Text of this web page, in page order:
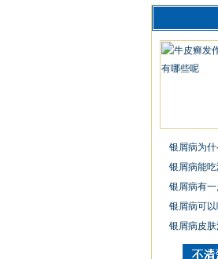
银屑病为
银屑病能
银屑病有
银屑病可
银屑病皮